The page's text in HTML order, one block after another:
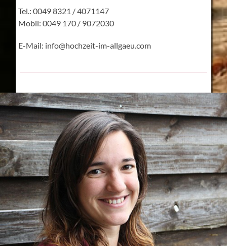
Tel.: 0049 8321 / 4071147
Mobil: 0049 170 / 9072030
E-Mail: info@hochzeit-im-allgaeu.com